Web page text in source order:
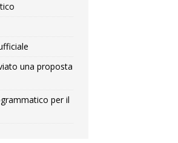
una proposta
per il